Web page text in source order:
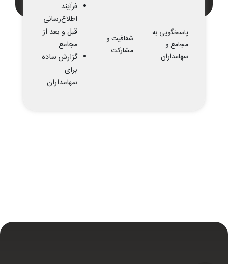
پاسخگویی به
مجامع و
سهامداران
شفافیت و
مشارکت
فرآیند
اطلاع‌رسانی
قبل و بعد از
مجامع
گزارش ساده
برای
سهامداران